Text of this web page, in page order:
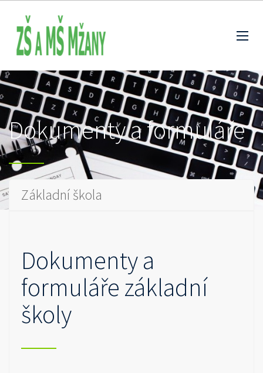
Dokumenty a formuláře
Základní škola
Dokumenty a
formuláře základní
školy